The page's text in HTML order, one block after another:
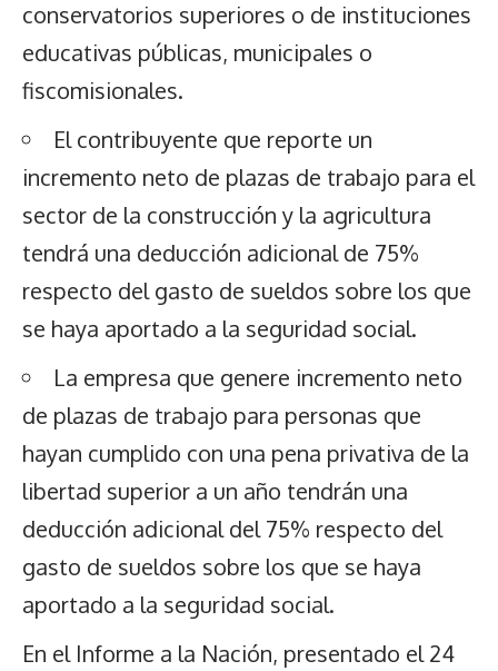
conservatorios superiores o de instituciones
educativas públicas, municipales o
fiscomisionales.
El contribuyente que reporte un
incremento neto de plazas de trabajo para el
sector de la construcción y la agricultura
tendrá una deducción adicional de 75%
respecto del gasto de sueldos sobre los que
se haya aportado a la seguridad social.
La empresa que genere incremento neto
de plazas de trabajo para personas que
hayan cumplido con una pena privativa de la
libertad superior a un año tendrán una
deducción adicional del 75% respecto del
gasto de sueldos sobre los que se haya
aportado a la seguridad social.
En el Informe a la Nación, presentado el 24